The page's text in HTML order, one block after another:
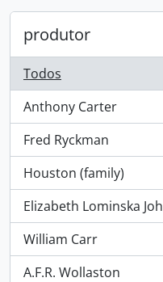
produtor
Todos
Anthony Carter
, 1715 resultados
Fred Ryckman
, 116 resultados
Houston (family)
, 80 resultados
Elizabeth Lominska
, 80 resultados
William Carr
, 75 resultados
A.F.R. Wollaston